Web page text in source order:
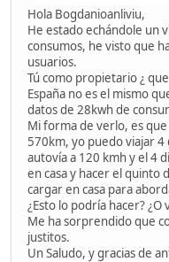
Hola Bogdanioanliviu,
He estado echándole un
consumos, he visto que
usuarios.
Tú como propietario ¿
España no es el mismo
datos de 28kwh de
Mi forma de verlo, es
570km, yo puedo viajar 4
autovía a 120 kmh y el 4
en casa y hacer el quinto
cargar en casa para
¿Esto lo podría hacer?
Me ha sorprendido que
justitos.
Un Saludo, y gracias de